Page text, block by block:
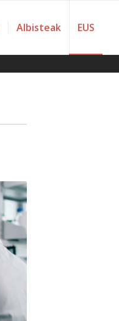
Albisteak EUS